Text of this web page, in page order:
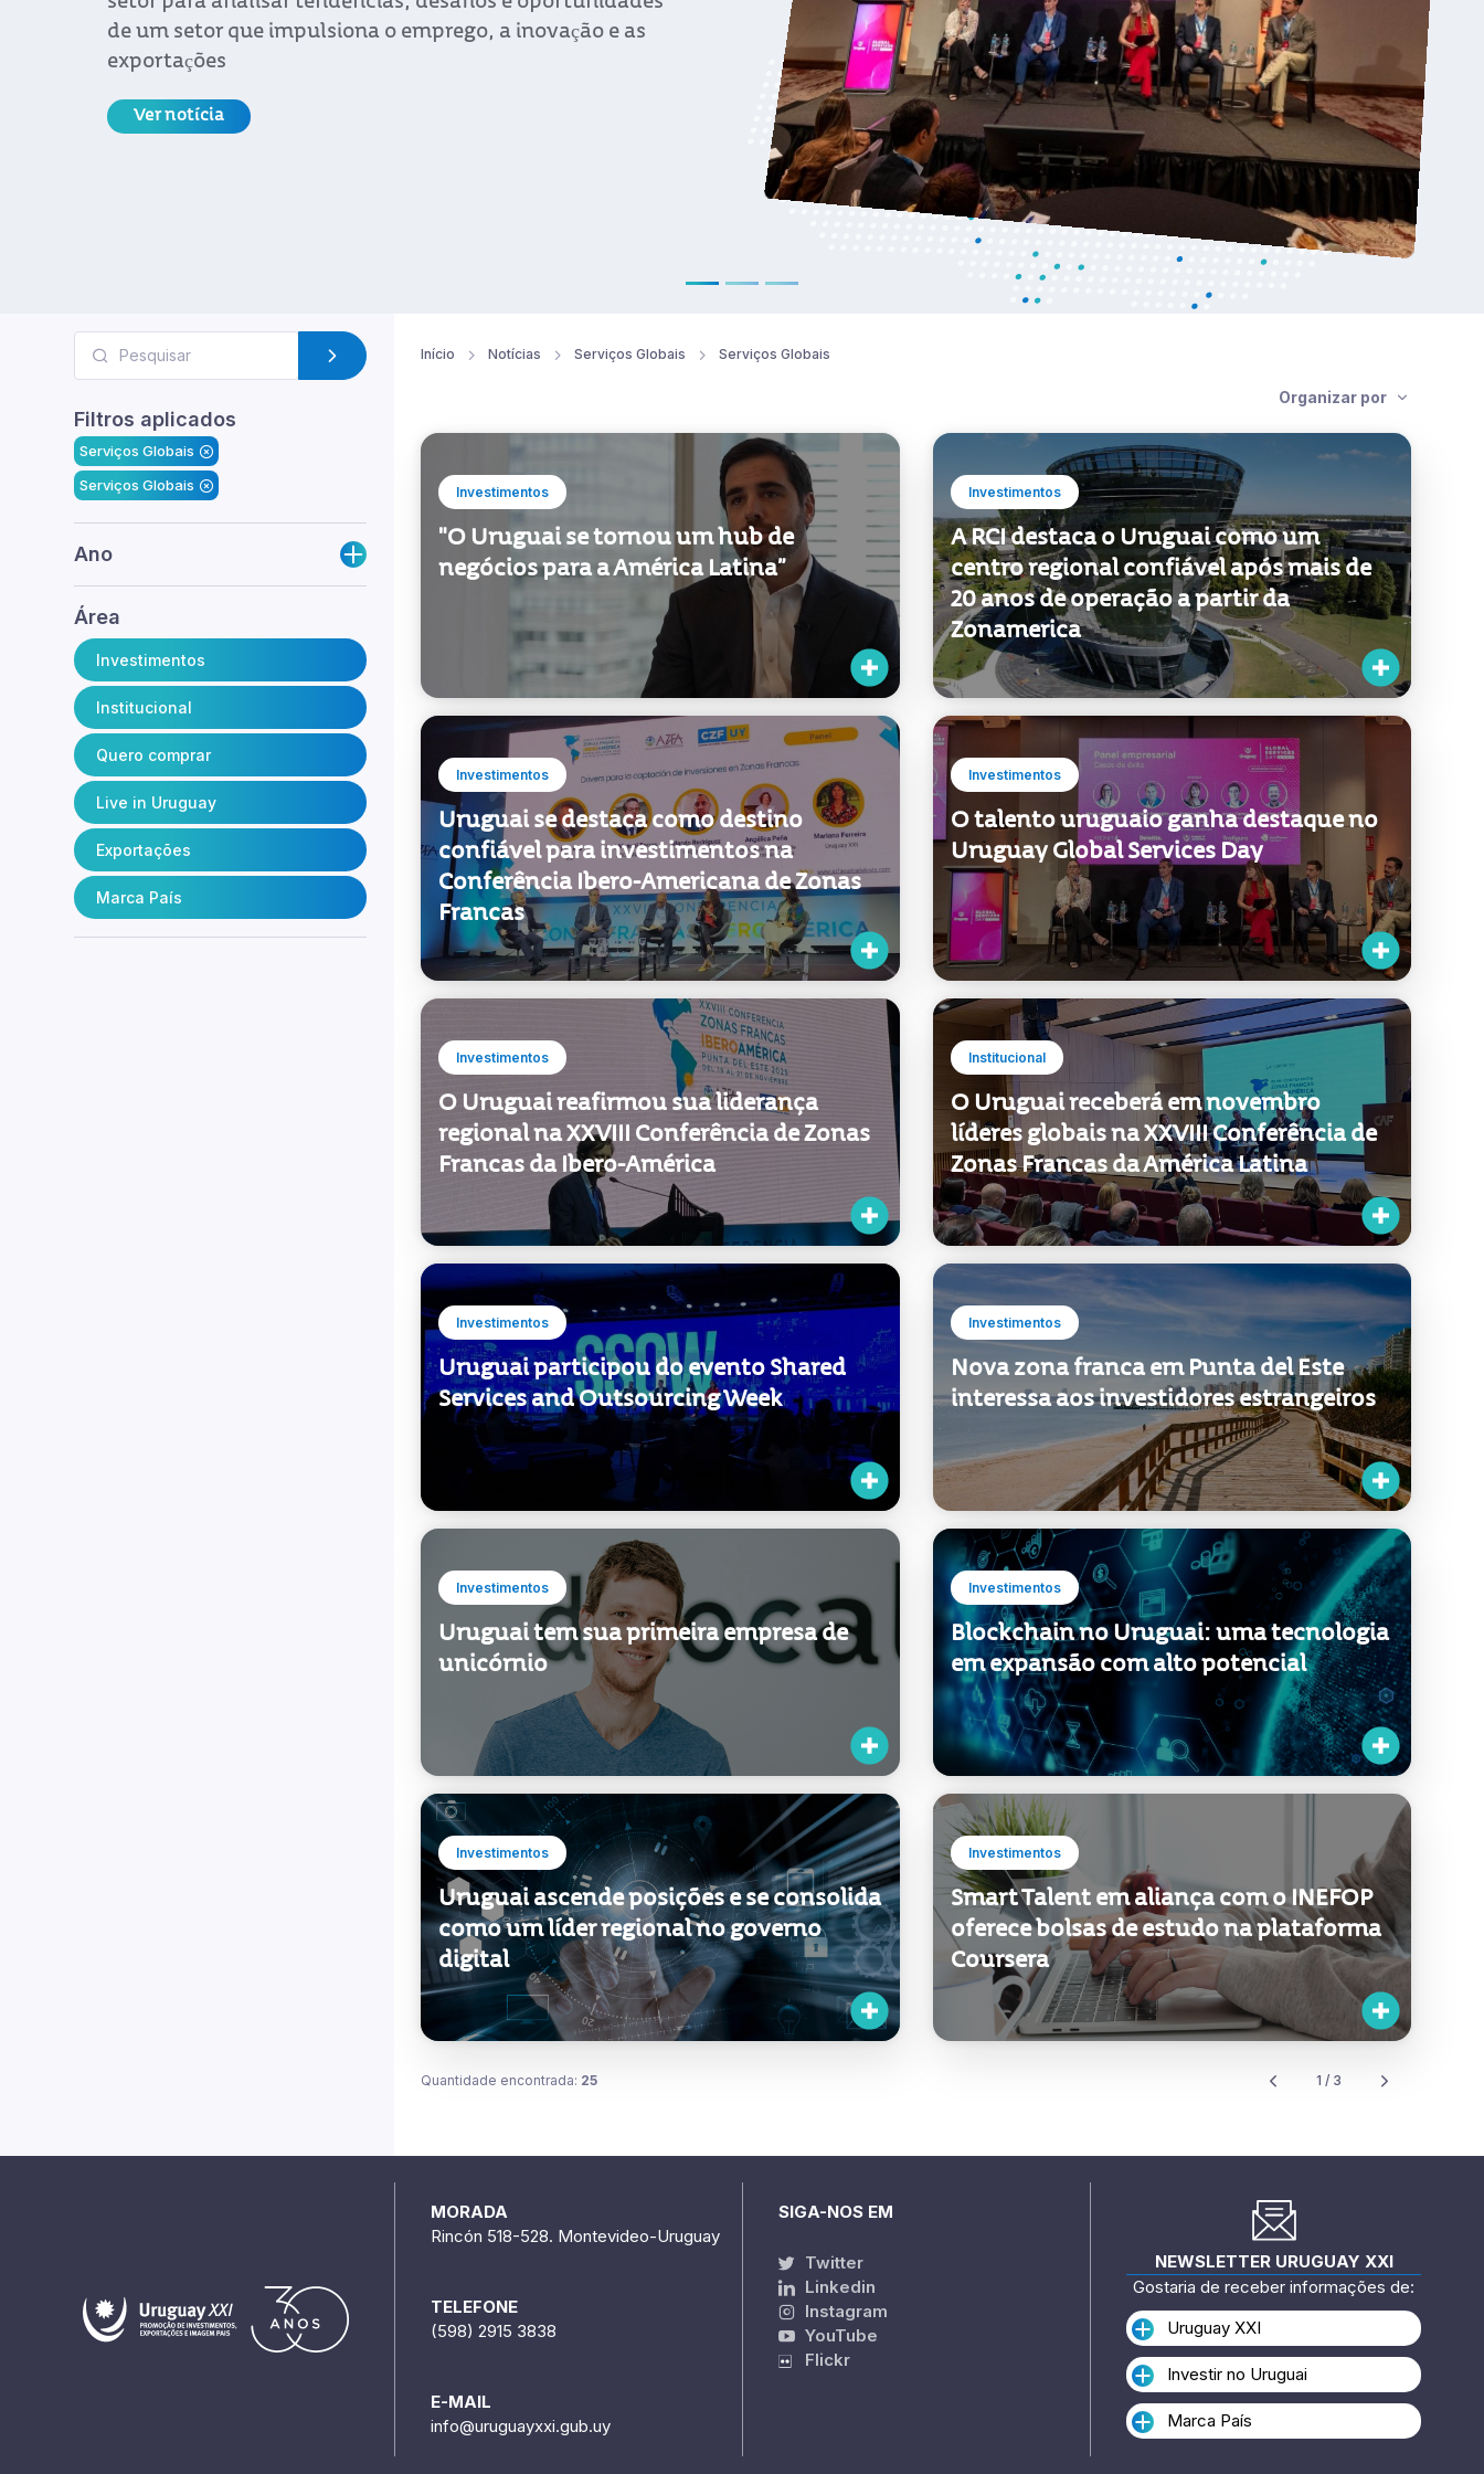
Filtros aplicados
Serviços Globais
Serviços Globais
Ano
Área
Investimentos
Institucional
Quero comprar
Live in Uruguay
Exportações
Marca País
Início Notícias Serviços Globais Serviços Globais
Organizar por
Investimentos
"O Uruguai se tornou um hub de
negócios para a América Latina”
Investimentos
A RCI destaca o Uruguai como um
centro regional confiável após mais de
20 anos de operação a partir da
Zonamerica
Investimentos
Uruguai se destaca como destino
confiável para investimentos na
Conferência Ibero-Americana de Zonas
Francas
Investimentos
O talento uruguaio ganha destaque no
Uruguay Global Services Day
Investimentos
O Uruguai reafirmou sua liderança
regional na XXVIII Conferência de Zonas
Francas da Ibero-América
Institucional
O Uruguai receberá em novembro
líderes globais na XXVIII Conferência de
Zonas Francas da América Latina
Investimentos
Uruguai participou do evento Shared
Services and Outsourcing Week
Investimentos
Nova zona franca em Punta del Este
interessa aos investidores estrangeiros
Investimentos
Uruguai tem sua primeira empresa de
unicórnio
Investimentos
Blockchain no Uruguai: uma tecnologia
em expansão com alto potencial
Investimentos
Uruguai ascende posições e se consolida
como um líder regional no governo
digital
Investimentos
Smart Talent em aliança com o INEFOP
oferece bolsas de estudo na plataforma
Coursera
Quantidade encontrada: 25 1 / 3
MORADA
Rincón 518-528. Montevideo-Uruguay
TELEFONE
(598) 2915 3838
E-MAIL
info@uruguayxxi.gub.uy
SIGA-NOS EM
Twitter
Linkedin
Instagram
YouTube
Flickr
NEWSLETTER URUGUAY XXI
Gostaria de receber informações de:
Uruguay XXI
Investir no Uruguai
Marca País